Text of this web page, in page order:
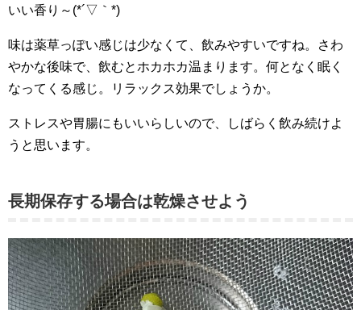
いい香り～(*´▽｀*)
味は薬草っぽい感じは少なくて、飲みやすいですね。さわ
やかな後味で、飲むとホカホカ温まります。何となく眠く
なってくる感じ。リラックス効果でしょうか。
ストレスや胃腸にもいいらしいので、しばらく飲み続けよ
うと思います。
長期保存する場合は乾燥させよう